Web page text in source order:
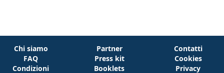
Chi siamo
FAQ
Condizioni
Partner
Press kit
Booklets
Contatti
Cookies
Privacy